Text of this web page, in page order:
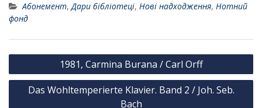
Абонемент,Дари бібліотеці, Нові надходження, Нотний
фонд
Н
а
1981, Carmina Burana / Carl Orff
Das Wohltemperierte Klavier. Band 2 / Joh. Seb.
Bach